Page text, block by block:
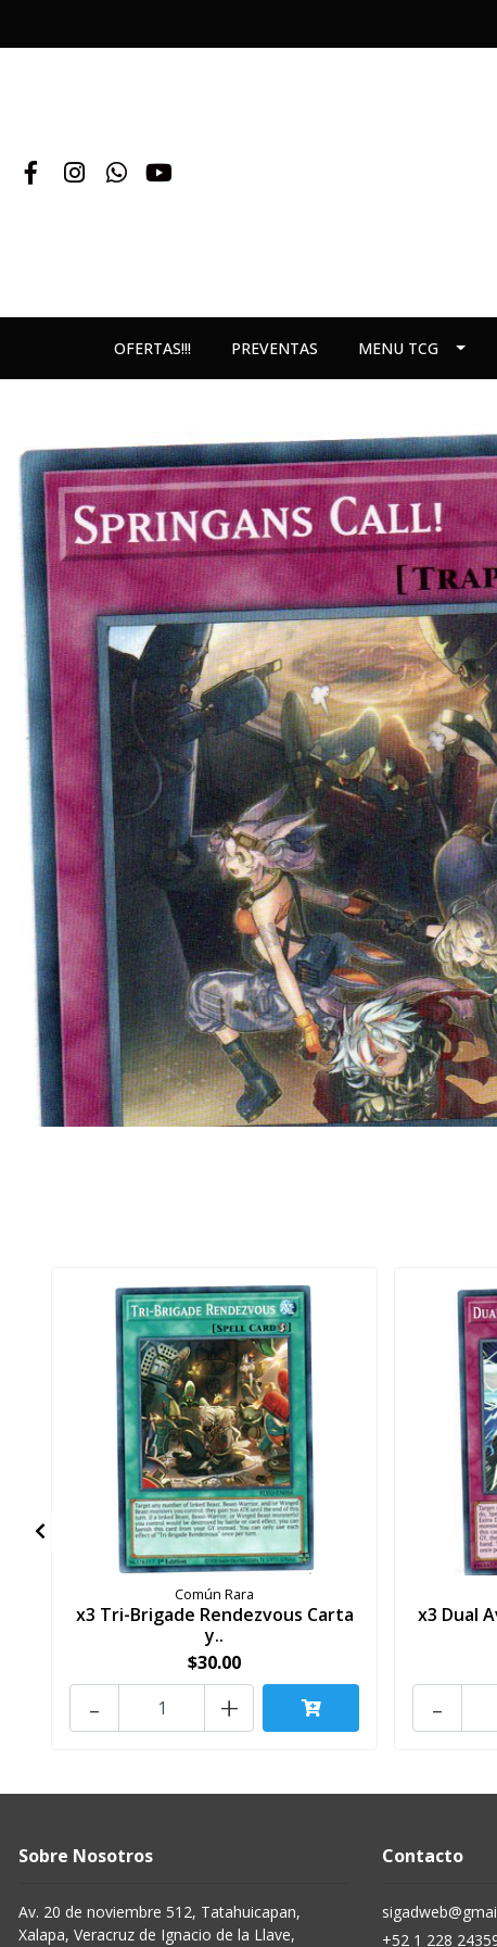
OFERTAS!!! PREVENTAS MENU TCG
Común Rara
x3 Tri-Brigade Rendezvous Carta
y..
$30.00
+
-
x3 Dual
-
Sobre Nosotros
Av. 20 de noviembre 512, Tatahuicapan,
Xalapa, Veracruz de Ignacio de la Llave,
Contacto
+52 1 228